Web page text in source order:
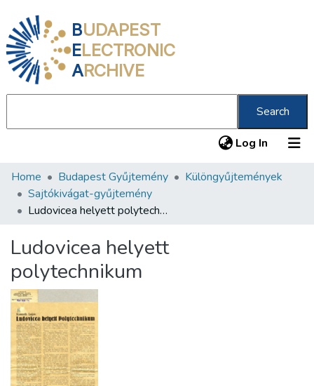
BUDAPEST
ELECTRONIC
ARCHIVE
Search
Log In (current)
Communities & Collections
All of DSpace
About us
Home Budapest Gyűjtemény
Különgyűjtemények
Sajtókivágat-gyűjtemény
Ludovicea helyett polytechnikum
Ludovicea helyett
polytechnikum